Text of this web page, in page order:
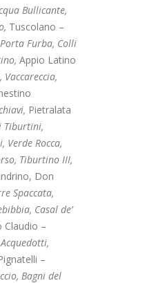
Bullicante,
Tuscolano –
Furba, Colli
Appio Latino
Pietralata
Tiburtini,
Verde Rocca,
Tiburtino III,
Don
Spaccata,
Casal de’
Claudio –
–
Bagni del